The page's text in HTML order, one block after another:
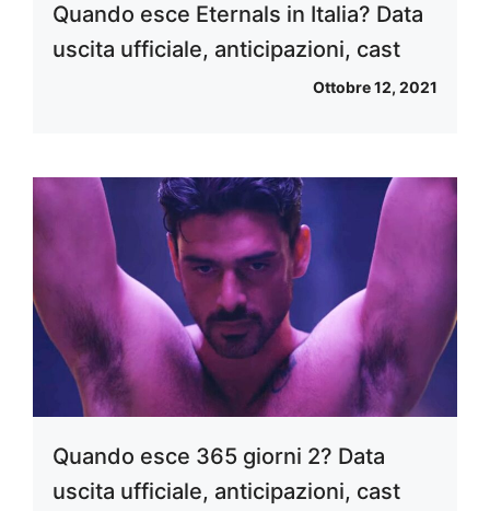
Quando esce Eternals in Italia? Data
uscita ufficiale, anticipazioni, cast
Ottobre 12, 2021
Quando esce 365 giorni 2? Data
uscita ufficiale, anticipazioni, cast